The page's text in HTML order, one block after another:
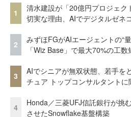
1
清水建設が「20億円プロジェク
切実な理由、AIでデジタルゼネ
2
みずほFGがAIエージェントの“
「Wiz Base」で最大70%の工数
3
AIでシニアが無双状態、若手を
チュア トップコンサルタントに
4
Honda／三菱UFJ信託銀行が挑
させたSnowflake基盤構築